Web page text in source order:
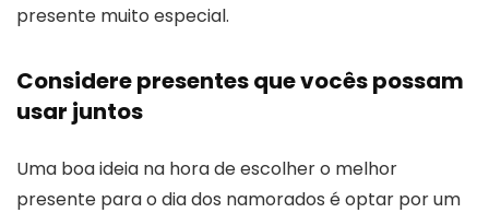
presente muito especial.
Considere presentes que vocês possam
usar juntos
Uma boa ideia na hora de escolher o melhor
presente para o dia dos namorados é optar por um